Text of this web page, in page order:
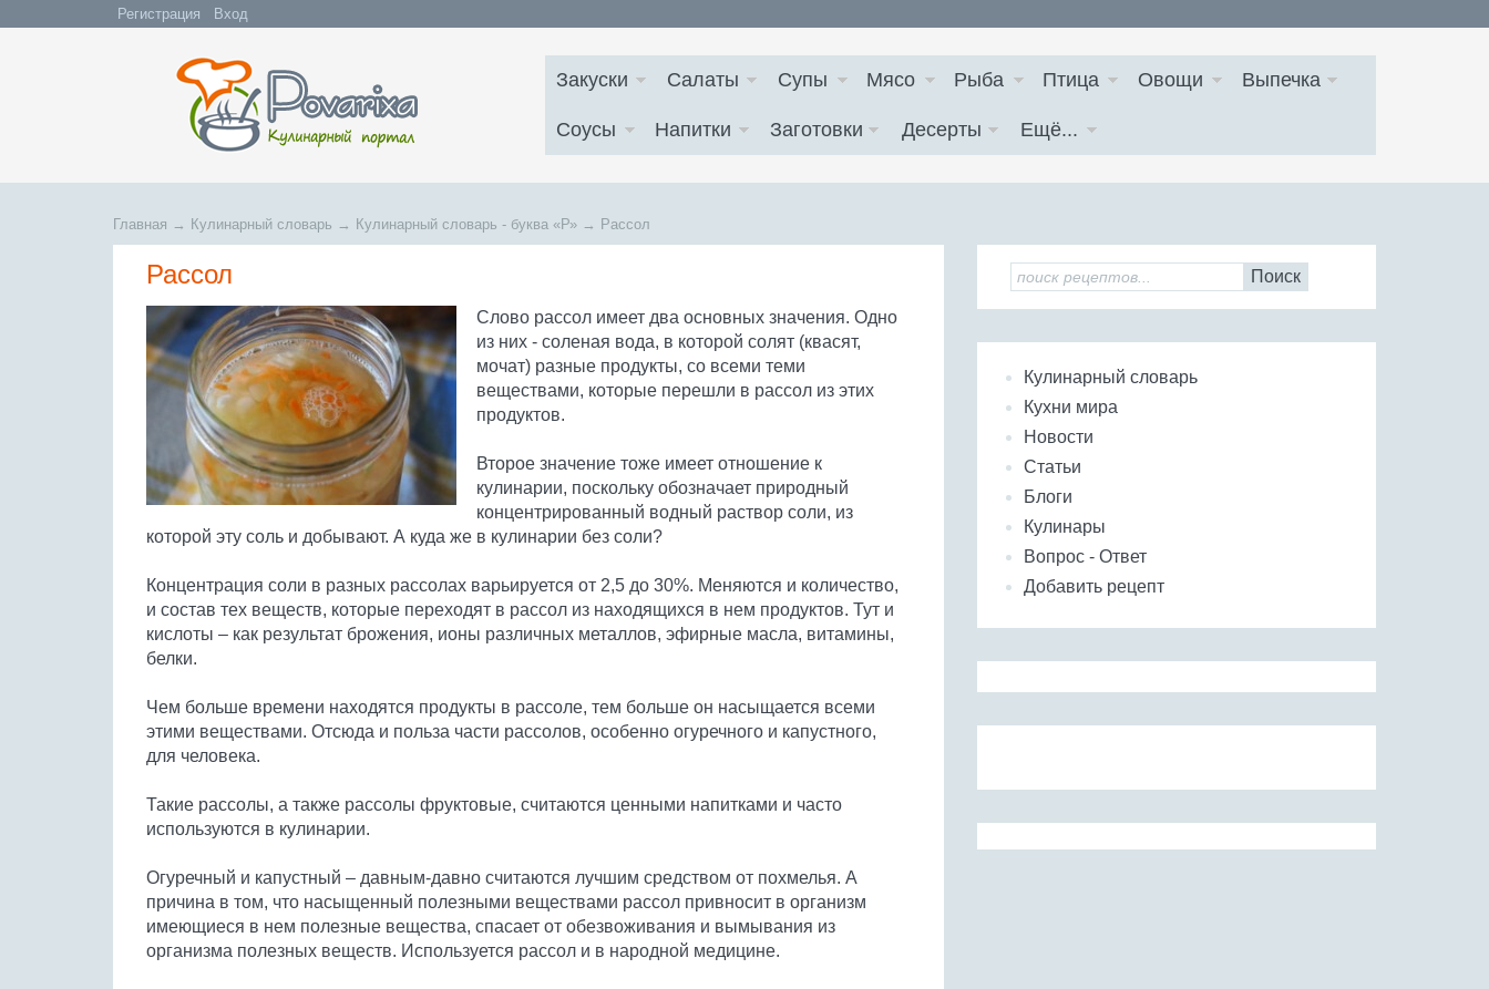
Регистрация Вход
Закуски Салаты Супы Мясо Рыба Птица Овощи Выпечка
Соусы Напитки Заготовки Десерты Ещё...
Главная → Кулинарный словарь → Кулинарный словарь - буква «Р» → Рассол
Рассол
Слово рассол имеет два основных значения. Одно
из них - соленая вода, в которой солят (квасят,
мочат) разные продукты, со всеми теми
веществами, которые перешли в рассол из этих
продуктов.
Второе значение тоже имеет отношение к
кулинарии, поскольку обозначает природный
концентрированный водный раствор соли, из
которой эту соль и добывают. А куда же в кулинарии без соли?
Концентрация соли в разных рассолах варьируется от 2,5 до 30%. Меняются и количество,
и состав тех веществ, которые переходят в рассол из находящихся в нем продуктов. Тут и
кислоты – как результат брожения, ионы различных металлов, эфирные масла, витамины,
белки.
Чем больше времени находятся продукты в рассоле, тем больше он насыщается всеми
этими веществами. Отсюда и польза части рассолов, особенно огуречного и капустного,
для человека.
Такие рассолы, а также рассолы фруктовые, считаются ценными напитками и часто
используются в кулинарии.
Огуречный и капустный – давным-давно считаются лучшим средством от похмелья. А
причина в том, что насыщенный полезными веществами рассол привносит в организм
имеющиеся в нем полезные вещества, спасает от обезвоживания и вымывания из
организма полезных веществ. Используется рассол и в народной медицине.
Поиск
Кулинарный словарь
Кухни мира
Новости
Статьи
Блоги
Кулинары
Вопрос - Ответ
Добавить рецепт